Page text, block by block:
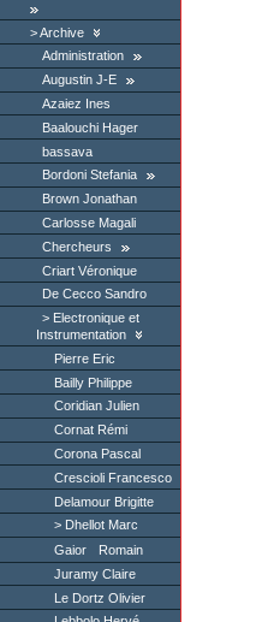
Archive
Administration
Augustin J-E
Azaiez Ines
Baalouchi Hager
bassava
Bordoni Stefania
Brown Jonathan
Carlosse Magali
Chercheurs
Criart Véronique
De Cecco Sandro
Electronique et
Instrumentation
Pierre Eric
Bailly Philippe
Coridian Julien
Cornat Rémi
Corona Pascal
Crescioli Francesco
Delamour Brigitte
Dhellot Marc
Gaior Romain
Juramy Claire
Le Dortz Olivier